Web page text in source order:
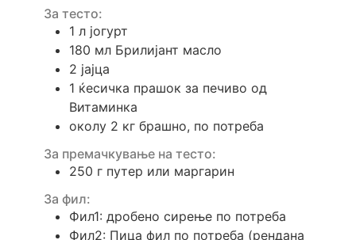
За тесто:
1 л јогурт
180 мл Брилијант масло
2 јајца
1 ќесичка прашок за печиво од
Витаминка
околу 2 кг брашно, по потреба
За премачкување на тесто:
250 г путер или маргарин
За фил:
Фил1: дробено сирење по потреба
Фил2: Пица фил по потреба (рендана